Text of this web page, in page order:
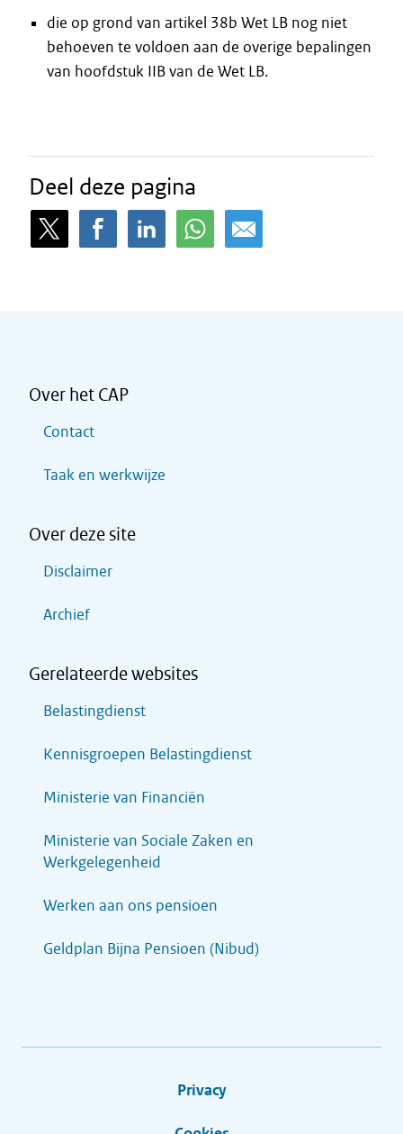
die op grond van artikel 38b Wet LB nog niet
behoeven te voldoen aan de overige bepalingen
van hoofdstuk IIB van de Wet LB.
Deel deze pagina
Over het CAP
Contact
Taak en werkwijze
Over deze site
Disclaimer
Archief
Gerelateerde websites
Belastingdienst
Kennisgroepen Belastingdienst
Ministerie van Financiën
Ministerie van Sociale Zaken en
Werkgelegenheid
Werken aan ons pensioen
Geldplan Bijna Pensioen (Nibud)
Privacy